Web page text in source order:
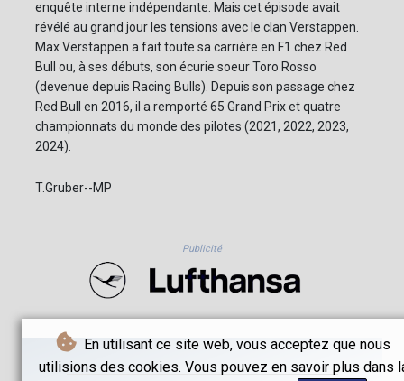
En utilisant ce site web, vous acceptez que nous
utilisions des cookies. Vous pouvez en savoir plus dans
enquête interne indépendante. Mais cet épisode avait
révélé au grand jour les tensions avec le clan Verstappen.
Max Verstappen a fait toute sa carrière en F1 chez Red
Bull ou, à ses débuts, son écurie soeur Toro Rosso
(devenue depuis Racing Bulls). Depuis son passage chez
Red Bull en 2016, il a remporté 65 Grand Prix et quatre
championnats du monde des pilotes (2021, 2022, 2023,
2024).
T.Gruber--MP
Publicité